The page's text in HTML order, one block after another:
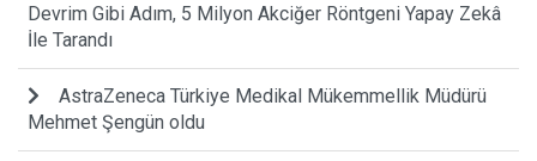
Devrim Gibi Adım, 5 Milyon Akciğer Röntgeni Yapay Zekâ
İle Tarandı
AstraZeneca Türkiye Medikal Mükemmellik Müdürü
Mehmet Şengün oldu